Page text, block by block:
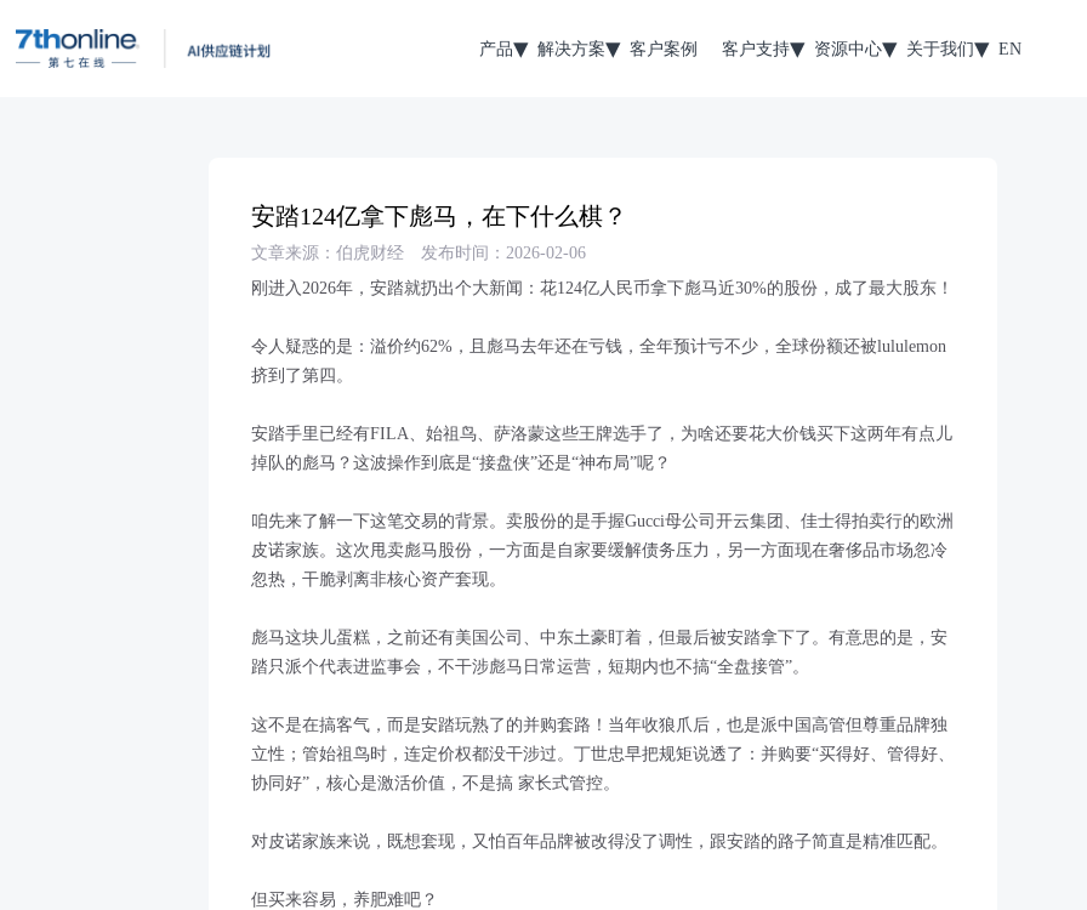
产品 解决方案 客户案例 客户支持 资源中心 关于我们 EN
安踏124亿拿下彪马，在下什么棋？
文章来源：伯虎财经
发布时间：2026-02-06
刚进入2026年，安踏就扔出个大新闻：花124亿人民币拿下彪马近30%的股份，成了最大股东！
令人疑惑的是：溢价约62%，且彪马去年还在亏钱，全年预计亏不少，全球份额还被lululemon
挤到了第四。
安踏手里已经有FILA、始祖鸟、萨洛蒙这些王牌选手了，为啥还要花大价钱买下这两年有点儿
掉队的彪马？这波操作到底是“接盘侠”还是“神布局”呢？
咱先来了解一下这笔交易的背景。卖股份的是手握Gucci母公司开云集团、佳士得拍卖行的欧洲
皮诺家族。这次甩卖彪马股份，一方面是自家要缓解债务压力，另一方面现在奢侈品市场忽冷
忽热，干脆剥离非核心资产套现。
彪马这块儿蛋糕，之前还有美国公司、中东土豪盯着，但最后被安踏拿下了。有意思的是，安
踏只派个代表进监事会，不干涉彪马日常运营，短期内也不搞“全盘接管”。
这不是在搞客气，而是安踏玩熟了的并购套路！当年收狼爪后，也是派中国高管但尊重品牌独
立性；管始祖鸟时，连定价权都没干涉过。丁世忠早把规矩说透了：并购要“买得好、管得好、
协同好”，核心是激活价值，不是搞 家长式管控。
对皮诺家族来说，既想套现，又怕百年品牌被改得没了调性，跟安踏的路子简直是精准匹配。
但买来容易，养肥难吧？